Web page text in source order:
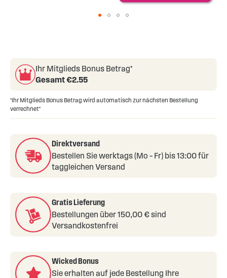
of
the
gallery
Ihr Mitglieds Bonus Betrag*
Gesamt €2.55
*Ihr Mitglieds Bonus Betrag wird automatisch zur nächsten Bestellung
verrechnet*
Direktversand
Bestellen Sie werktags (Mo – Fr) bis 13:00 für
taggleichen Versand
Gratis Lieferung
Bestellungen über 150,00 € sind
Versandkostenfrei
Wicked Bonus
Sie erhalten auf jede Bestellung Ihre